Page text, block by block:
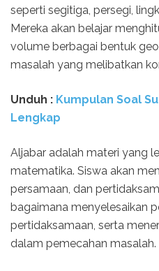
seperti segitiga, persegi,
Mereka akan belajar
volume berbagai bentuk
masalah yang melibatkan
Unduh : Kumpulan Soal
Lengkap
Aljabar adalah materi yang
matematika. Siswa akan
persamaan, dan
bagaimana menyelesaikan
pertidaksamaan, serta
dalam pemecahan masalah.